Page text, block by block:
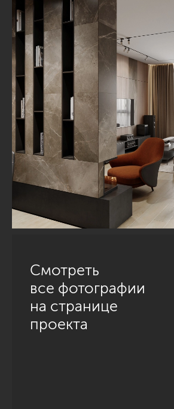
Смотреть
все фотографии
на странице
проекта